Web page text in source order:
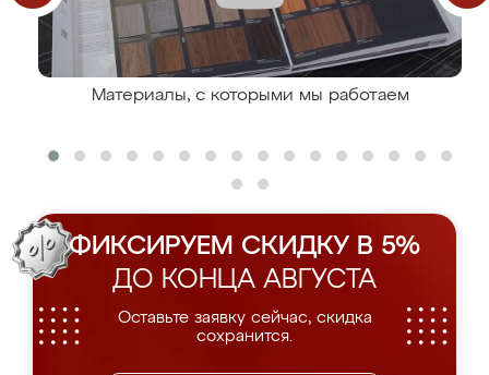
Материалы, с которыми мы работаем
ФИКСИРУЕМ СКИДКУ В 5%
ДО КОНЦА АВГУСТА
Оставьте заявку сейчас, скидка
сохранится.